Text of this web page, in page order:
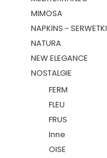
MIMOSA
NAPKINS - SERWETKI
NATURA
NEW ELEGANCE
NOSTALGIE
FERM
FLEU
FRUS
Inne
OISE